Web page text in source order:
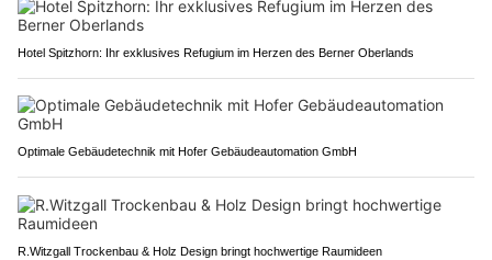
Hotel Spitzhorn: Ihr exklusives Refugium im Herzen des Berner Oberlands
Optimale Gebäudetechnik mit Hofer Gebäudeautomation GmbH
R.Witzgall Trockenbau & Holz Design bringt hochwertige Raumideen